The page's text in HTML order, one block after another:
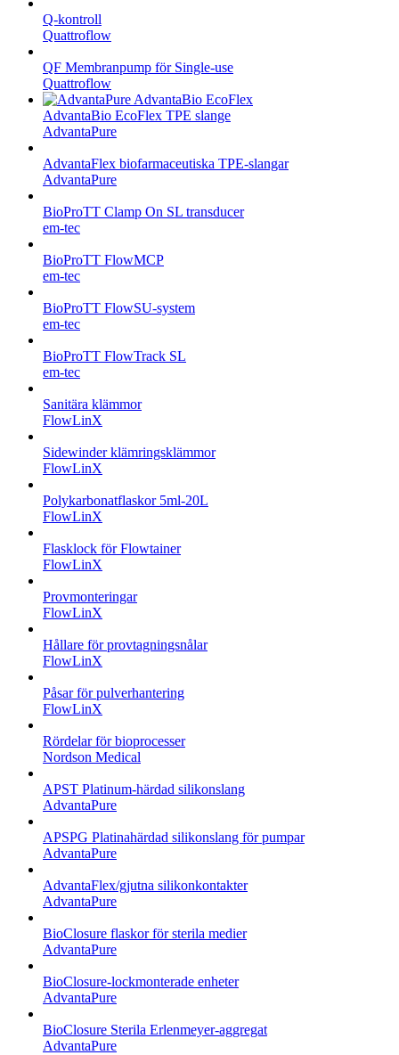
Q-kontroll
Quattroflow
QF Membranpump för Single-use
Quattroflow
AdvantaBio EcoFlex TPE slange
AdvantaPure
AdvantaFlex biofarmaceutiska TPE-slangar
AdvantaPure
BioProTT Clamp On SL transducer
em-tec
BioProTT FlowMCP
em-tec
BioProTT FlowSU-system
em-tec
BioProTT FlowTrack SL
em-tec
Sanitära klämmor
FlowLinX
Sidewinder klämringsklämmor
FlowLinX
Polykarbonatflaskor 5ml-20L
FlowLinX
Flasklock för Flowtainer
FlowLinX
Provmonteringar
FlowLinX
Hållare för provtagningsnålar
FlowLinX
Påsar för pulverhantering
FlowLinX
Rördelar för bioprocesser
Nordson Medical
APST Platinum-härdad silikonslang
AdvantaPure
APSPG Platinahärdad silikonslang för pumpar
AdvantaPure
AdvantaFlex/gjutna silikonkontakter
AdvantaPure
BioClosure flaskor för sterila medier
AdvantaPure
BioClosure-lockmonterade enheter
AdvantaPure
BioClosure Sterila Erlenmeyer-aggregat
AdvantaPure